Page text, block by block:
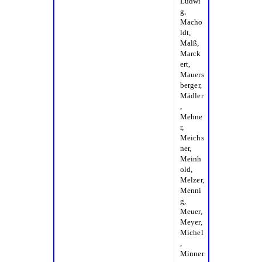
g,
Macho
ldt,
Malß,
Marck
ert,
Mauers
berger,
Mädler
Mehne
r,
Meichs
ner,
Meinh
old,
Melzer,
Menni
g,
Meuer,
Meyer,
Michel
Minner